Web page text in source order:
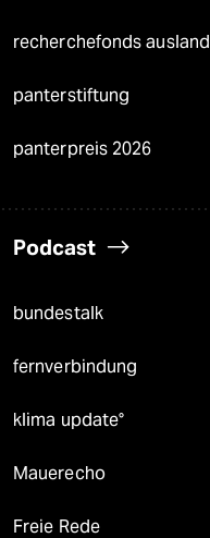
recherchefonds ausland
panterstiftung
panterpreis 2026
Podcast
bundestalk
fernverbindung
klima update°
Mauerecho
Freie Rede